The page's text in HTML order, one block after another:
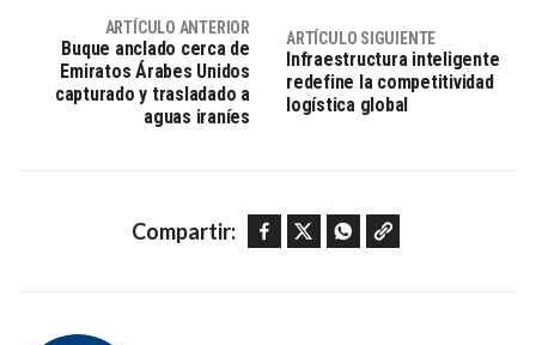
ARTÍCULO ANTERIOR
Buque anclado cerca de
Emiratos Árabes Unidos
capturado y trasladado a
aguas iraníes
ARTÍCULO SIGUIENTE
Infraestructura inteligente
redefine la competitividad
logística global
Compartir: Facebook Twitter WhatsApp Copy link